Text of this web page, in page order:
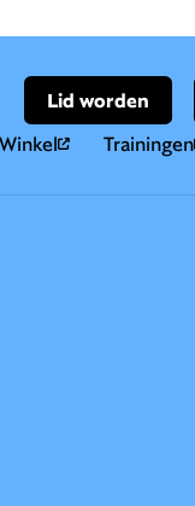
Winkel Trainingen
ZoekveldLid worden